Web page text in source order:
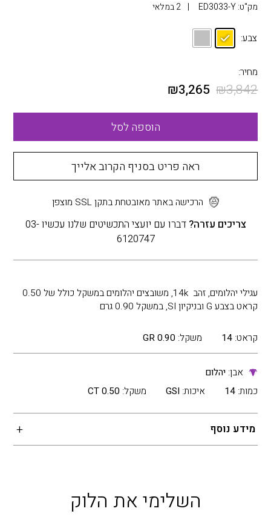
מק"ט:ED3033-Y
| 2 במלאי
צבע:
מחיר:
₪3,842
₪3,265
הוספה לסל
ראה פריט בסניף הקרוב אלייך
הרכישה באתר מאובטחת בתקן SSL מוצפן
צריכים עזרה?
דברו עם יועצי התכשיטים שלנו עכשיו 03-
6120747
עגילי יהלומים, זהב 14k, משובצים יהלומים במשקל כולל של 0.50
קראט בצבע G ובניקיון SI, במשקל 0.90 גרם
קראט: 14 משקל: 0.90 GR
אבן:יהלום
כמות: 14 איכות: GSI משקל:0.50 CT
מידע נוסף
השלימי את הלוק